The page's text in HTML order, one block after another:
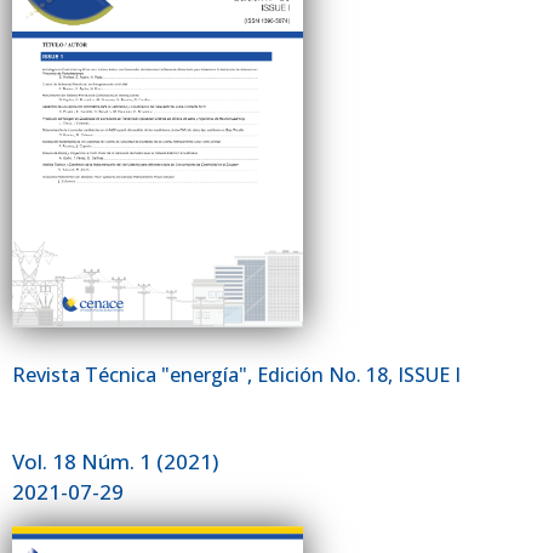
Revista Técnica "energía", Edición No. 18, ISSUE I
Vol. 18 Núm. 1 (2021)
2021-07-29